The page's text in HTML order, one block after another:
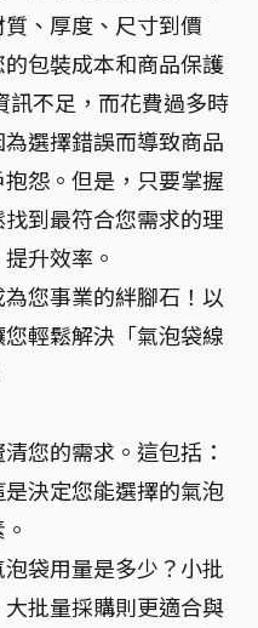
、厚度、尺寸到價
包裝成本和商品保護
訊不足，而花費過多時
選擇錯誤而導致商品
怨。但是，只要掌握
到最符合您需求的理
升效率。
您事業的絆腳石！以
輕鬆解決「氣泡袋線
您的需求。這包括：
決定您能選擇的氣泡
袋用量是多少？小批
批量採購則更適合與